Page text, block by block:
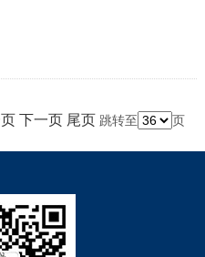
下一页 尾页 跳转至 页